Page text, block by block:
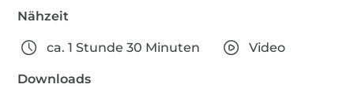
Nähzeit
ca. 1 Stunde 30 Minuten Video
Downloads